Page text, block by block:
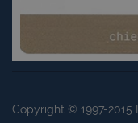
Copyright © 1997-2015